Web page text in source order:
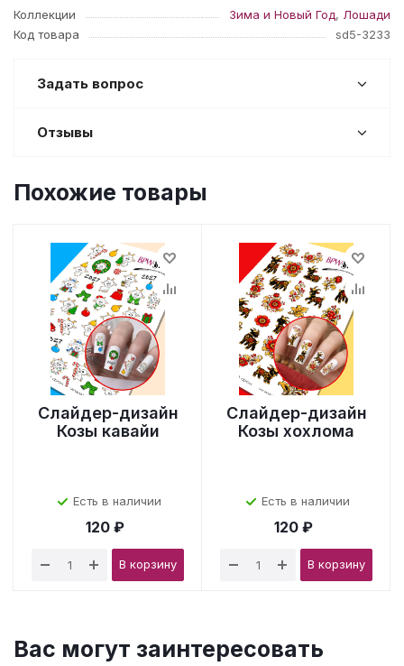
Коллекции Зима и Новый Год, Лошади
Код товара
sd5-3233
Задать вопрос
Отзывы
Похожие товары
Слайдер-дизайн
Козы кавайи
Есть в наличии
120 ₽
В корзину
Слайдер-дизайн
Козы хохлома
Есть в наличии
120 ₽
В корзину
Вас могут заинтересовать